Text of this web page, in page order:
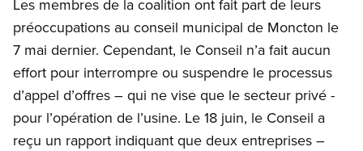
Les membres de la coalition ont fait part de leurs
préoccupations au conseil municipal de Moncton le
7 mai dernier. Cependant, le Conseil n’a fait aucun
effort pour interrompre ou suspendre le processus
d’appel d’offres – qui ne vise que le secteur privé -
pour l’opération de l’usine. Le 18 juin, le Conseil a
reçu un rapport indiquant que deux entreprises –